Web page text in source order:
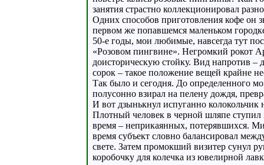
занятия страстно коллекционировал
Одних способов приготовления кофе он
первом же попавшемся маленьком
50-е годы, мои любимые, навсегда тут
«Розовом пингвине». Негромкий рокот
доисторическую стойку. Вид напротив
сорок – такое положение вещей крайне
Так было и сегодня. До определенного
полусонно взирал на пелену дождя,
И вот дзынькнул испуганно
Плотный человек в черной шляпе ступил
время – неприкаянных, потерявшихся.
время субъект словно балансировал
свете. Затем промокший визитер сунул
коробочку для колечка из ювелирной